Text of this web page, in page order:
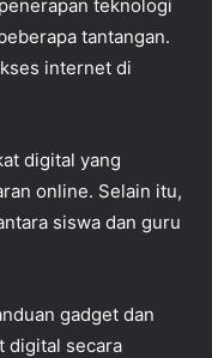
teknologi
tantangan.
internet di
digital yang
online. Selain itu,
siswa dan guru
gadget dan
digital secara